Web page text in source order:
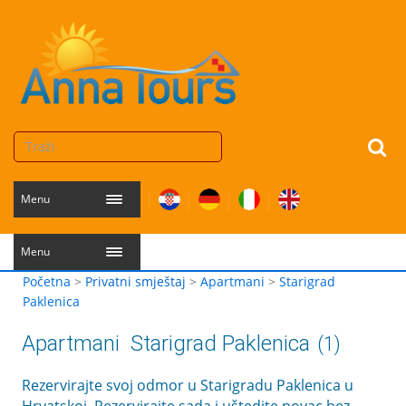
Menu
Menu
Početna > Privatni smještaj > Apartmani > Starigrad
Paklenica
Apartmani Starigrad Paklenica (1)
Rezervirajte svoj odmor u Starigradu Paklenica u